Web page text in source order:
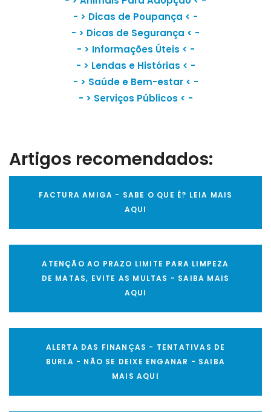
- > Dicas de Poupança < -
- > Dicas de Segurança < -
- > Informações Úteis < -
- > Lendas e Histórias < -
- > Saúde e Bem-estar< -
- > Serviços Públicos < -
Artigos recomendados:
FACTURA AMIGA - SABE O QUE É? LEIA MAIS
AQUI
ATENÇÃO AO PRAZO LIMITE PARA LIMPEZA
DE MATAS, EVITE AS MULTAS - SAIBA MAIS
AQUI
ALERTA DAS FINANÇAS - TENTATIVAS DE
BURLA - NÃO SE DEIXE ENGANAR - SAIBA
MAIS AQUI